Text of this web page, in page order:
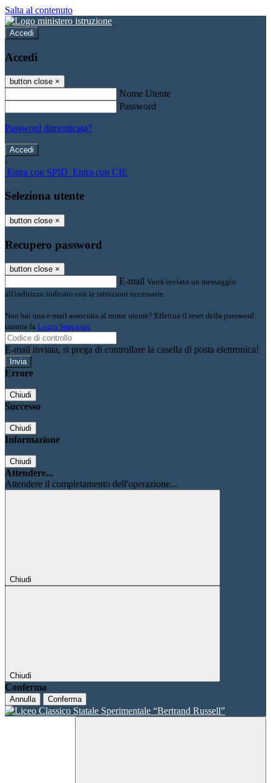
Salta al contenuto
Accedi
Accedi
button close ×
Nome Utente
Password
Password dimenticata?
-
Entra con SPID Entra con CIE
Seleziona utente
button close ×
Recupero password
button close ×
E-mail Verrà inviato un messaggio
all'indirizzo indicato con le istruzioni necessarie.
Non hai una e-mail associata al nome utente? Effettua il reset della password
tramite la Login Spaggiari
E-mail inviata, si prega di controllare la casella di posta elettronica!
Errore
Chiudi
Successo
Chiudi
Informazione
Chiudi
Attendere...
Attendere il completamento dell'operazione...
Chiudi
Chiudi
Conferma
Annulla Conferma